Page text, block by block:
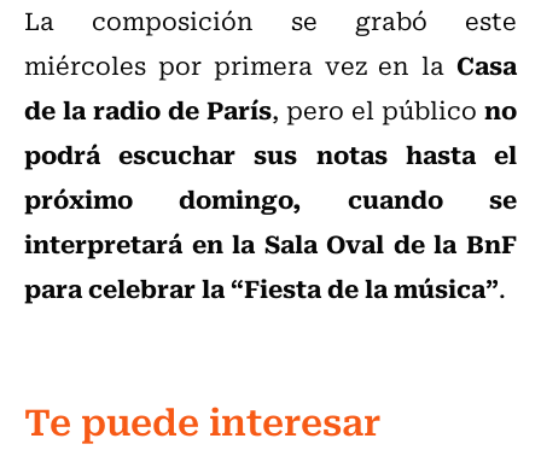
La composición se grabó este
miércoles por primera vez en la Casa
de la radio de París, pero el público no
podrá escuchar sus notas hasta el
próximo domingo, cuando se
interpretará en la Sala Oval de la BnF
para celebrar la “Fiesta de la música”.
Te puede interesar